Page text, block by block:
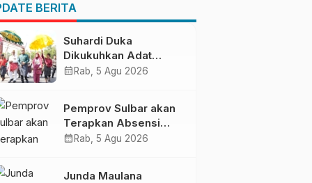
BERITA
Suhardi Duka
Dikukuhkan Adat
Balanipa, Raih Gelar
calendar_month Rab, 5 Agu 2026
Pemprov Sulbar akan
Terapkan Absensi
Online untuk ASN
calendar_month Rab, 5 Agu 2026
Junda Maulana